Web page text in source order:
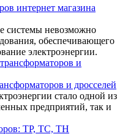
интернет магазина
системы невозможно
обеспечивающего
электроэнергии.
и дросселей
стало одной из
предприятий, так и